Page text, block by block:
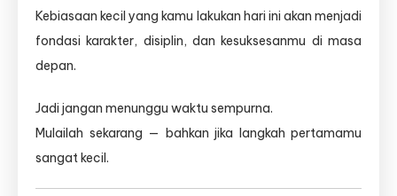
Kebiasaan kecil yang kamu lakukan hari ini akan menjadi
fondasi karakter, disiplin, dan kesuksesanmu di masa
depan.
Jadi jangan menunggu waktu sempurna.
Mulailah sekarang — bahkan jika langkah pertamamu
sangat kecil.